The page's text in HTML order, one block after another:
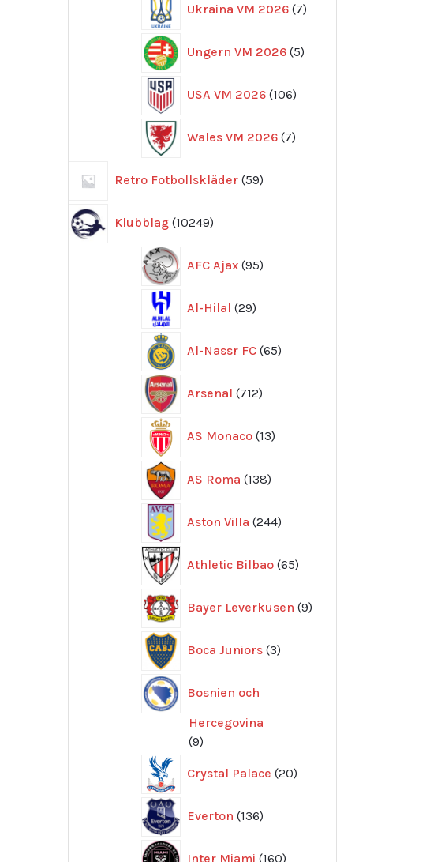
Ukraina VM 2026 7
produkter
Ungern VM 2026 5
produkter
USA VM 2026 106
produkter
Wales VM 2026 7
produkter
Retro Fotbollskläder 59
produkter
Klubblag 10249
produkter
AFC Ajax 95
produkter
Al-Hilal 29
produkter
Al-Nassr FC 65
produkter
Arsenal 712
produkter
AS Monaco 13
produkter
AS Roma 138
produkter
Aston Villa 244
produkter
Athletic Bilbao 65
produkter
Bayer Leverkusen 9
produkter
Boca Juniors 3
produkter
Bosnien och
Hercegovina
99
Crystal Palace 20
produkter
Everton 136
produkter
Inter Miami 160